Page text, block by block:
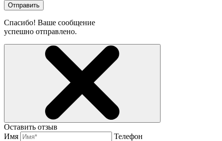
Отправить
Спасибо! Ваше сообщение
успешно отправлено.
Оставить отзыв
Имя
Телефон